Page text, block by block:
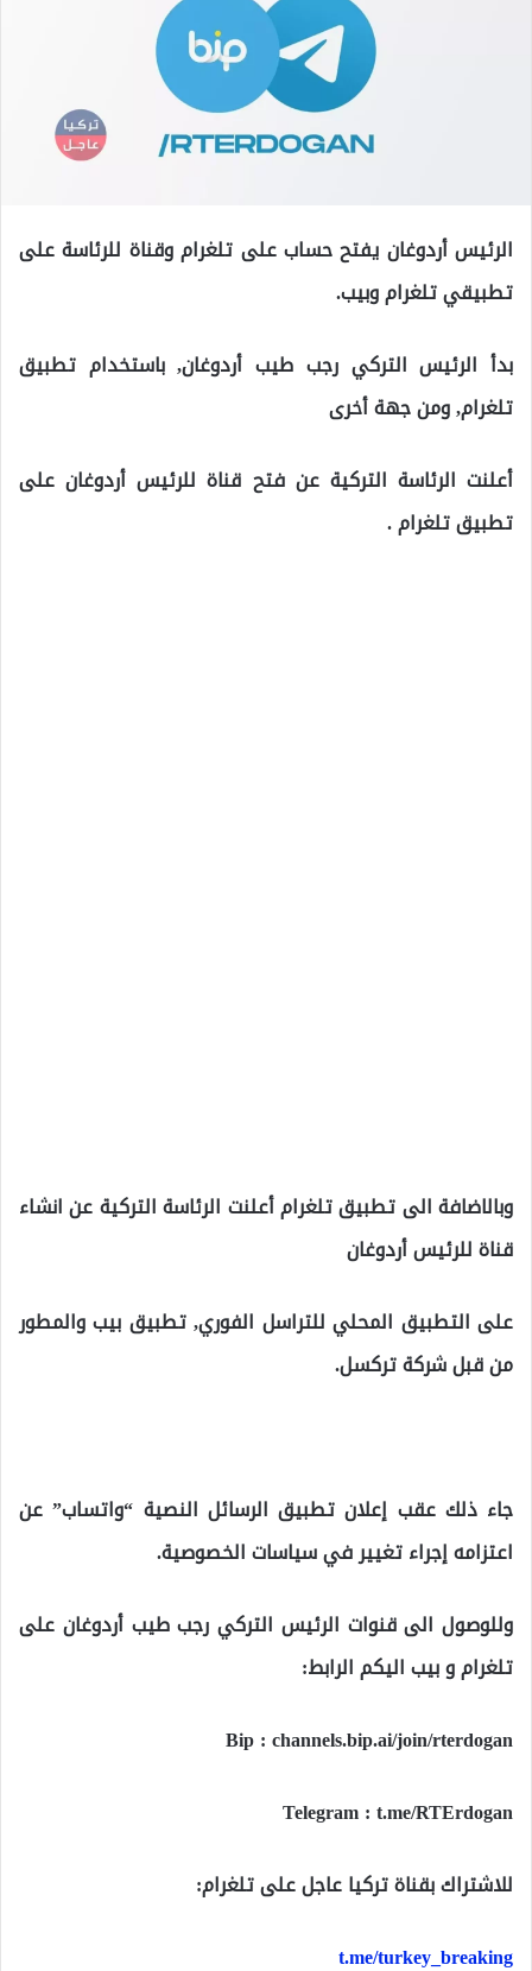
الرئيس أردوغان يفتح حساب على تلغرام وقناة للرئاسة على
تطبيقي تلغرام وبيب.
بدأ الرئيس التركي رجب طيب أردوغان, باستخدام تطبيق
تلغرام, ومن جهة أخرى
أعلنت الرئاسة التركية عن فتح قناة للرئيس أردوغان على
تطبيق تلغرام .
وبالاضافة الى تطبيق تلغرام أعلنت الرئاسة التركية عن انشاء
قناة للرئيس أردوغان
على التطبيق المحلي للتراسل الفوري, تطبيق بيب والمطور
من قبل شركة تركسل.
جاء ذلك عقب إعلان تطبيق الرسائل النصية “واتساب” عن
اعتزامه إجراء تغيير في سياسات الخصوصية.
وللوصول الى قنوات الرئيس التركي رجب طيب أردوغان على
تلغرام و بيب اليكم الرابط:
Bip : channels.bip.ai/join/rterdogan
Telegram : t.me/RTErdogan
للاشتراك بقناة تركيا عاجل على تلغرام:
t.me/turkey_breaking